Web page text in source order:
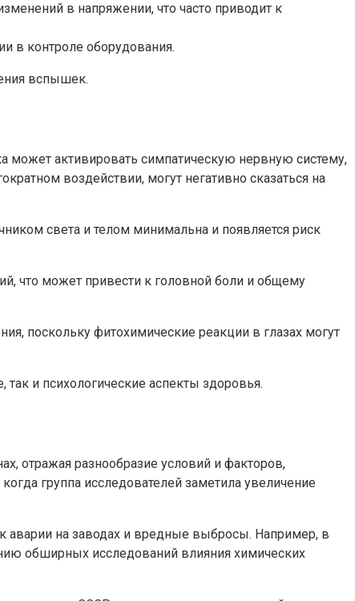
в напряжении, что часто приводит к
в контроле оборудования.
вспышек.
может активировать симпатическую нервную систему,
воздействии, могут негативно сказаться на
света и телом минимальна и появляется риск
что может привести к головной боли и общему
поскольку фитохимические реакции в глазах могут
и психологические аспекты здоровья.
отражая разнообразие условий и факторов,
группа исследователей заметила увеличение
аварии на заводах и вредные выбросы. Например, в
обширных исследований влияния химических